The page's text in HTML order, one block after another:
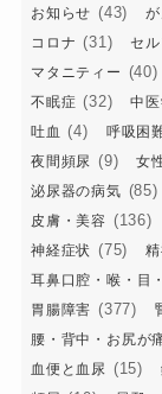
お知らせ (43)
コロナ (31) セ
マタニティー (40)
不眠症 (32) 中
吐血 (4) 呼吸困
夜間頻尿 (9) 女
泌尿器の病気 (85)
皮膚・美容 (136)
神経症状 (75)
耳鼻口腔・喉・目
胃腸障害 (377)
腰・背中・お尻が
血便と血尿 (15)